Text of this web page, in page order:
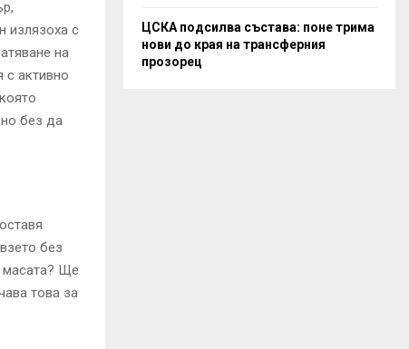
излязоха с
на
с активно
без да
без
масата? Ще
това за
ЦСКА подсилва състава: поне трима
нови до края на трансферния
прозорец